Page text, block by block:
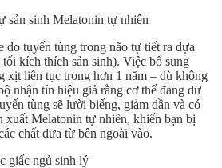
sản sinh Melatonin tự nhiên
do tuyến tùng trong não tự tiết ra dựa
kích thích sản sinh). Việc bổ sung
xịt liên tục trong hơn 1 năm – dù không
nhận tín hiệu giả rằng cơ thể đang dư
tùng sẽ lười biếng, giảm dần và có
xuất Melatonin tự nhiên, khiến bạn bị
chất đưa từ bên ngoài vào.
giấc ngủ sinh lý